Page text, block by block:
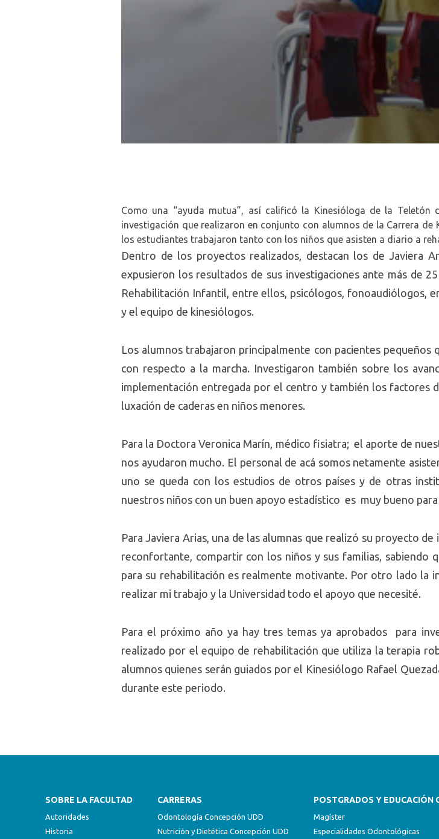
Como una “ayuda mutua”, así calificó la Kinesióloga de la
investigación que realizaron en conjunto con alumnos de la Carrera
los estudiantes trabajaron tanto con los niños que asisten a diario a
Dentro de los proyectos realizados, destacan los de Javiera
expusieron los resultados de sus investigaciones ante más de
Rehabilitación Infantil, entre ellos, psicólogos, fonoaudiólogos,
y el equipo de kinesiólogos.
Los alumnos trabajaron principalmente con pacientes
con respecto a la marcha. Investigaron también sobre los
implementación entregada por el centro y también los factores
luxación de caderas en niños menores.
Para la Doctora Veronica Marín, médico fisiatra; el aporte de
nos ayudaron mucho. El personal de acá somos netamente
uno se queda con los estudios de otros países y de otras
nuestros niños con un buen apoyo estadístico es muy bueno
Para Javiera Arias, una de las alumnas que realizó su proyecto
reconfortante, compartir con los niños y sus familias, sabiendo
para su rehabilitación es realmente motivante. Por otro lado la
realizar mi trabajo y la Universidad todo el apoyo que necesité.
Para el próximo año ya hay tres temas ya aprobados para
realizado por el equipo de rehabilitación que utiliza la terapia
alumnos quienes serán guiados por el Kinesiólogo Rafael
durante este periodo.
SOBRE LA FACULTAD
Autoridades
Historia
CARRERAS
Odontología Concepción UDD
Nutrición y Dietética Concepción UDD
POSTGRADOS Y EDUCACIÓN
Magíster
Especialidades Odontológicas